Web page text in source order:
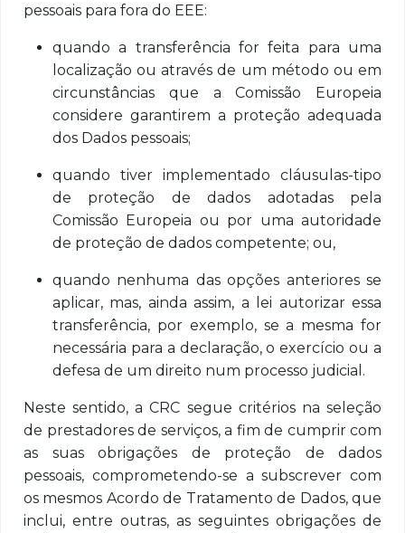
pessoais para fora do EEE:
quando a transferência for feita para uma
localização ou através de um método ou em
circunstâncias que a Comissão Europeia
considere garantirem a proteção adequada
dos Dados pessoais;
quando tiver implementado cláusulas-tipo
de proteção de dados adotadas pela
Comissão Europeia ou por uma autoridade
de proteção de dados competente; ou,
quando nenhuma das opções anteriores se
aplicar, mas, ainda assim, a lei autorizar essa
transferência, por exemplo, se a mesma for
necessária para a declaração, o exercício ou a
defesa de um direito num processo judicial.
Neste sentido, a CRC segue critérios na seleção
de prestadores de serviços, a fim de cumprir com
as suas obrigações de proteção de dados
pessoais, comprometendo-se a subscrever com
os mesmos Acordo de Tratamento de Dados, que
inclui, entre outras, as seguintes obrigações de